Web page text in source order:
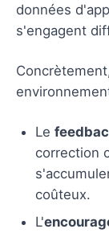
données
s'engagent
Le
correction
coûteux.
L'